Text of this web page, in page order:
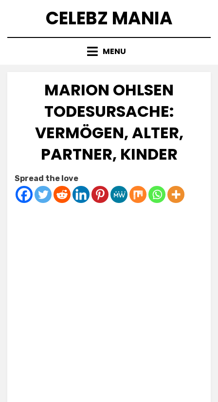
CELEBZ MANIA
MENU
MARION OHLSEN
TODESURSACHE:
VERMÖGEN, ALTER,
PARTNER, KINDER
on
Spread the love